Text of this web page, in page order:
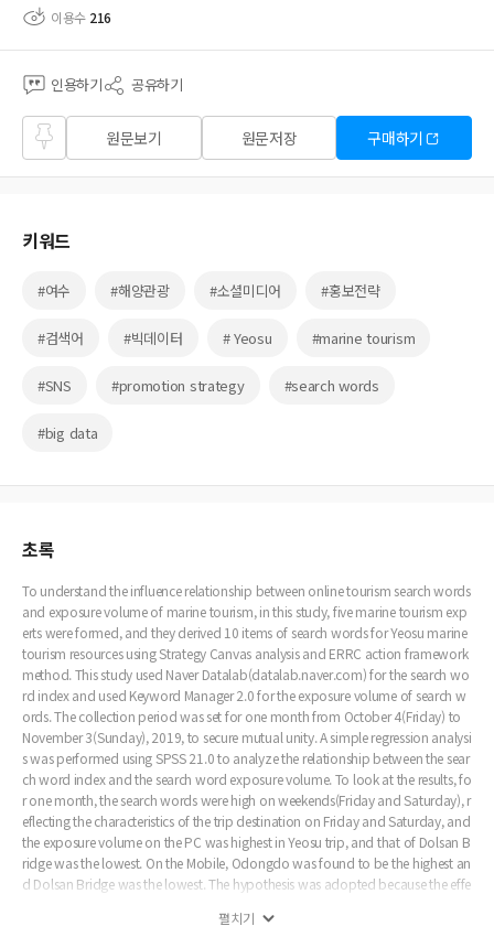
이용수 216
인용하기 공유하기
즐겨
찾기
원문보기 원문저장 구매하기
키워드
#여수 #해양관광 #소셜미디어 #홍보전략
#검색어 #빅데이터 # Yeosu #marine tourism
#SNS #promotion strategy #search words
#big data
초록
To understand the influence relationship between online tourism search words
and exposure volume of marine tourism, in this study, five marine tourism exp
erts were formed, and they derived 10 items of search words for Yeosu marine
tourism resources using Strategy Canvas analysis and ERRC action framework
method. This study used Naver Datalab(datalab.naver.com) for the search wo
rd index and used Keyword Manager 2.0 for the exposure volume of search w
ords. The collection period was set for one month from October 4(Friday) to
November 3(Sunday), 2019, to secure mutual unity. A simple regression analysi
s was performed using SPSS 21.0 to analyze the relationship between the sear
ch word index and the search word exposure volume. To look at the results, fo
r one month, the search words were high on weekends(Friday and Saturday), r
eflecting the characteristics of the trip destination on Friday and Saturday, and
the exposure volume on the PC was highest in Yeosu trip, and that of Dolsan B
ridge was the lowest. On the Mobile, Odongdo was found to be the highest an
d Dolsan Bridge was the lowest. The hypothesis was adopted because the effe
icant, and therefore, the index of the search words and the exposure volume o
펼치기